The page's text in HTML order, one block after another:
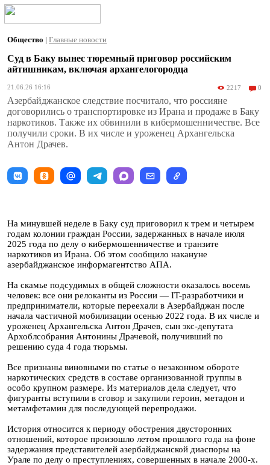
Общество | Главные новости
Суд в Баку вынес тюремный приговор российским
айтишникам, включая архангелогородца
21.06.26 16:16 2217 0
Азербайджанское следствие посчитало, что россияне
договорились о транспортировке из Ирана и продаже в Баку
наркотиков. Также их обвинили в кибермошенничестве. Все
получили сроки. В их числе и уроженец Архангельска
Антон Драчев.
На минувшей неделе в Баку суд приговорил к трем и четырем
годам колонии граждан России, задержанных в начале июля
2025 года по делу о кибермошенничестве и транзите
наркотиков из Ирана. Об этом сообщило накануне
азербайджанское информагентство АПА.
На скамье подсудимых в общей сложности оказалось восемь
человек: все они релоканты из России — IT-разработчики и
предприниматели, которые переехали в Азербайджан после
начала частичной мобилизации осенью 2022 года. В их числе и
уроженец Архангельска Антон Драчев, сын экс-депутата
Архоблсобрания Антонины Драчевой, получивший по
решению суда 4 года тюрьмы.
Все признаны виновными по статье о незаконном обороте
наркотических средств в составе организованной группы в
особо крупном размере. Из материалов дела следует, что
фигуранты вступили в сговор и закупили героин, метадон и
метамфетамин для последующей перепродажи.
История относится к периоду обострения двусторонних
отношений, которое произошло летом прошлого года на фоне
задержания представителей азербайджанской диаспоры на
Урале по делу о преступлениях, совершенных в начале 2000-х.